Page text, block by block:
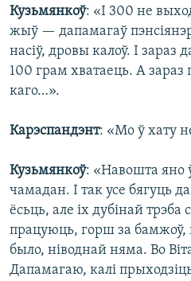
Кузьмянкоў: «І 300 не
жыў — дапамагаў
насіў, дровы калоў. І
100 грам хватаець. А
каго…».
Карэспандэнт: «Мо ў хату
Кузьмянкоў: «Навошта яно
чамадан. І так усе бягуць
ёсьць, але іх дубінай трэба
працуюць, горш за бамжоў,
было, ніводнай няма. Во
Дапамагаю, калі